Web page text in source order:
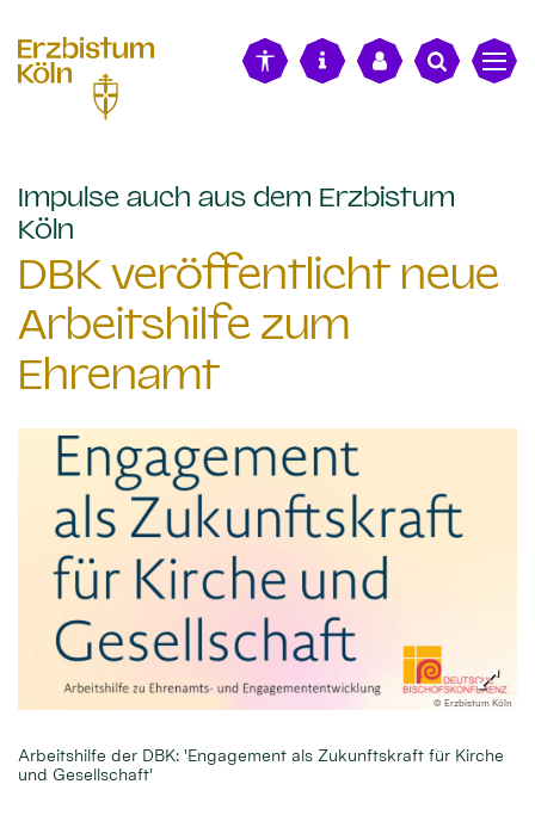
Impulse auch aus dem Erzbistum
Köln
DBK veröffentlicht neue
Arbeitshilfe zum
Ehrenamt
© Erzbistum Köln
Arbeitshilfe der DBK: 'Engagement als Zukunftskraft für Kirche
und Gesellschaft'